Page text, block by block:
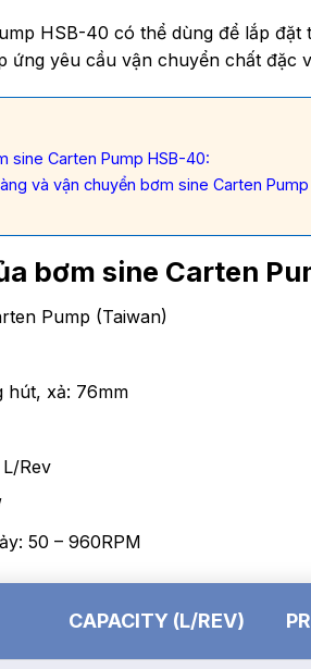
HSB-40 có thể dùng để lắp
ứng yêu cầu vận chuyển chất đặc
sine Carten Pump HSB-40:
và vận chuyển bơm sine Carten
bơm sine Carten
Pump (Taiwan)
hút, xả: 76mm
Rev
50 – 960RPM
CAPACITY (L/REV)